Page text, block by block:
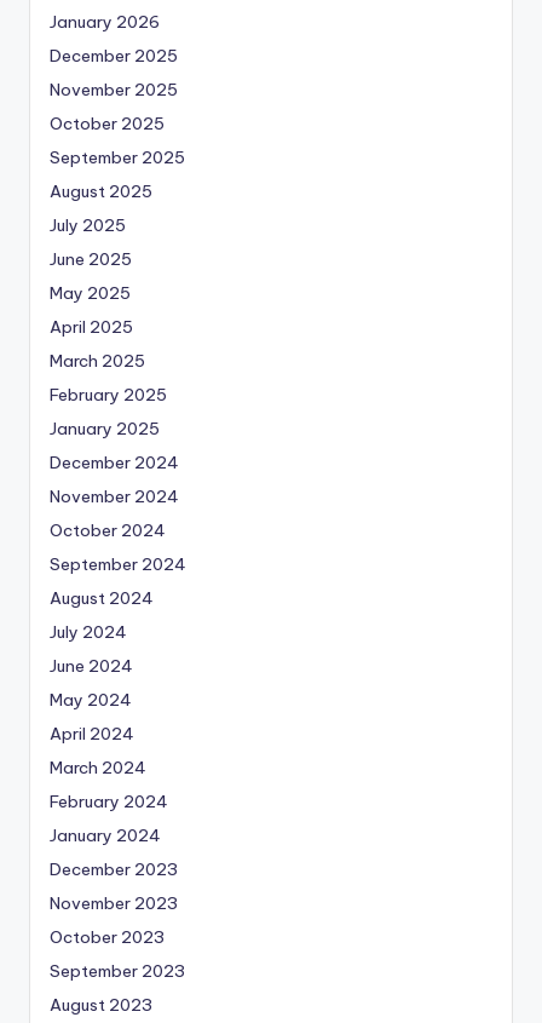
January 2026
December 2025
November 2025
October 2025
September 2025
August 2025
July 2025
June 2025
May 2025
April 2025
March 2025
February 2025
January 2025
December 2024
November 2024
October 2024
September 2024
August 2024
July 2024
June 2024
May 2024
April 2024
March 2024
February 2024
January 2024
December 2023
November 2023
October 2023
September 2023
August 2023